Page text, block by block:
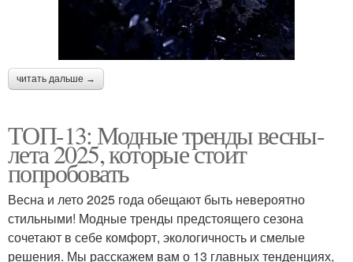
читать дальше →
ТОП-13: Модные тренды весны-
лета 2025, которые стоит
попробовать
Весна и лето 2025 года обещают быть невероятно
стильными! Модные тренды предстоящего сезона
сочетают в себе комфорт, экологичность и смелые
решения. Мы расскажем вам о 13 главных тенденциях,